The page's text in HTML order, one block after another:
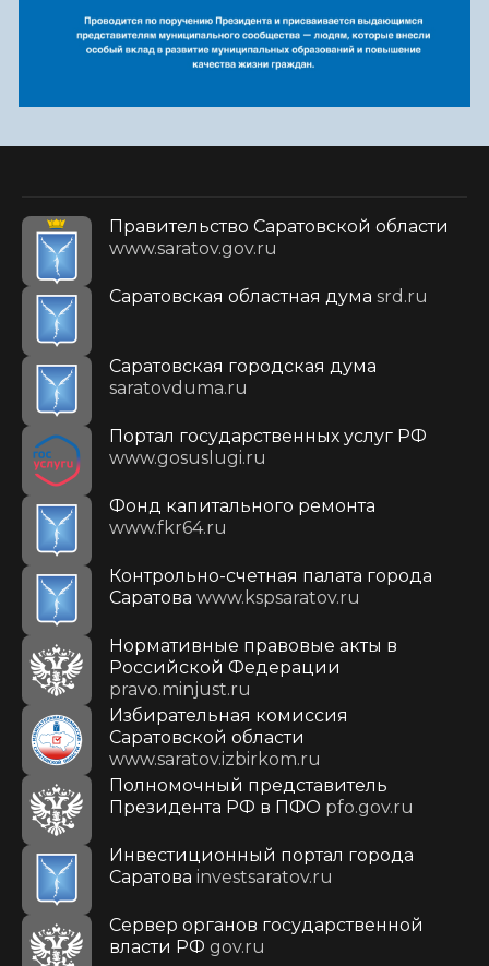
Правительство Саратовской области
www.saratov.gov.ru
Саратовская областная дума srd.ru
Саратовская городская дума
saratovduma.ru
Портал государственных услуг РФ
www.gosuslugi.ru
Фонд капитального ремонта
www.fkr64.ru
Контрольно-счетная палата города
Саратова www.kspsaratov.ru
Нормативные правовые акты в
Российской Федерации
pravo.minjust.ru
Избирательная комиссия
Саратовской области
www.saratov.izbirkom.ru
Полномочный представитель
Президента РФ в ПФО pfo.gov.ru
Инвестиционный портал города
Саратова investsaratov.ru
Сервер органов государственной
власти РФ gov.ru